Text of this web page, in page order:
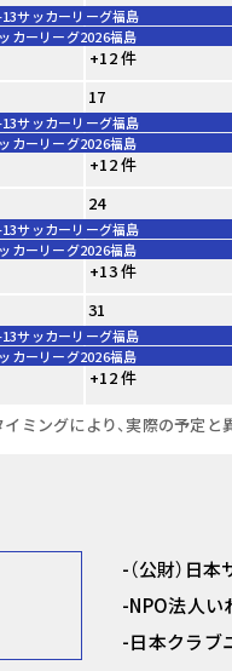
13サッカーリーグ福島
カーリーグ2026福島
+12 件
17
13サッカーリーグ福島
カーリーグ2026福島
+12 件
24
13サッカーリーグ福島
カーリーグ2026福島
+13 件
31
13サッカーリーグ福島
カーリーグ2026福島
+12 件
ミングにより、実際の予定と
（公財）日
NPO法人い
日本クラブ